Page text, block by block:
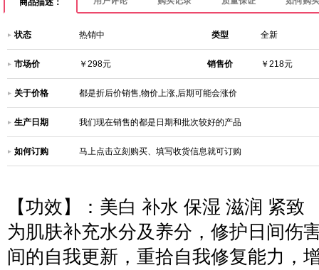
商品描述：
状态 热销中 类型 全新
市场价 ￥298元 销售价 ￥218元
关于价格 都是折后价销售,物价上涨,后期可能会涨价
生产日期 我们现在销售的都是日期和批次较好的产品
如何订购 马上点击立刻购买、填写收货信息就可订购
【功效】：美白 补水 保湿 滋润 紧致
为肌肤补充水分及养分，修护日间伤
间的自我更新，重拾自我修复能力，